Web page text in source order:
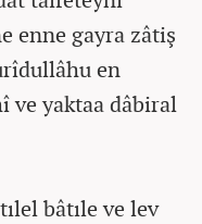
enne gayra zâtiş
en
ve yaktaa dâbiral
bâtıle ve lev